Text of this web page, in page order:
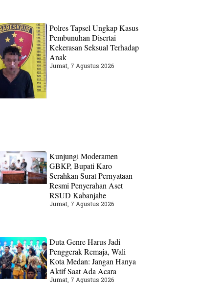
Polres Tapsel Ungkap Kasus
Pembunuhan Disertai
Kekerasan Seksual Terhadap
Anak
Jumat, 7 Agustus 2026
Kunjungi Moderamen
GBKP, Bupati Karo
Serahkan Surat Pernyataan
Resmi Penyerahan Aset
RSUD Kabanjahe
Jumat, 7 Agustus 2026
Duta Genre Harus Jadi
Penggerak Remaja, Wali
Kota Medan: Jangan Hanya
Aktif Saat Ada Acara
Jumat, 7 Agustus 2026